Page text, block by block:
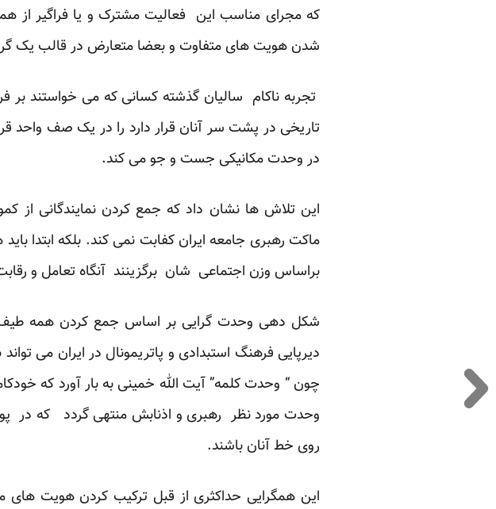
که مجرای مناسب این فعالیت مشترک و یا فراگیر از
شدن هویت های متفاوت و بعضا متعارض در قالب یک
تجربه ناکام سالیان گذشته کسانی که می خواستند بر
تاریخی در پشت سر آنان قرار دارد را در یک صف واحد
در وحدت مکانیکی جست و جو می کند.
این تلاش ها نشان داد که جمع کردن نمایندگانی
ماکت رهبری جامعه ایران کفابت نمی کند. بلکه ابتدا
براساس وزن اجتماعی شان برگزینند آنگاه تعامل و
شکل دهی وحدت گرایی بر اساس جمع کردن همه طیف
دیرپایی فرهنگ استبدادی و پاتریمونال در ایران می
چون “ وحدت کلمه” آیت الله خمینی به بار آورد که
وحدت مورد نظر رهبری و اذنابش منتهی گردد که در
روی خط آنان باشند.
این همگرایی حداکثری از قبل ترکیب کردن هویت های